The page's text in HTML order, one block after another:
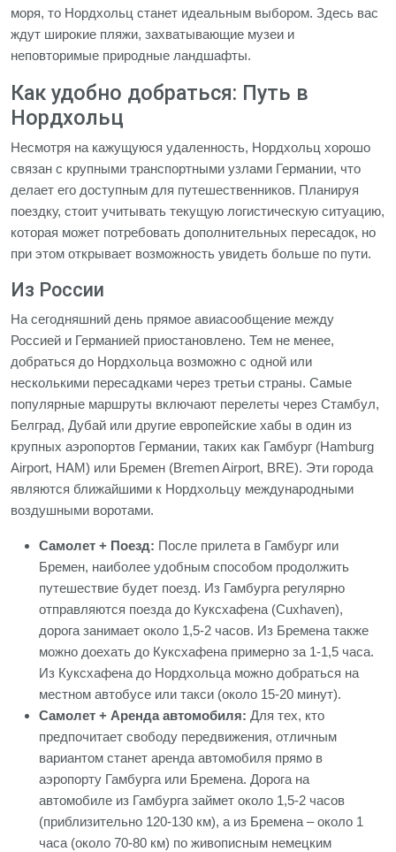
моря, то Нордхольц станет идеальным выбором. Здесь вас
ждут широкие пляжи, захватывающие музеи и
неповторимые природные ландшафты.
Как удобно добраться: Путь в
Нордхольц
Несмотря на кажущуюся удаленность, Нордхольц хорошо
связан с крупными транспортными узлами Германии, что
делает его доступным для путешественников. Планируя
поездку, стоит учитывать текущую логистическую ситуацию,
которая может потребовать дополнительных пересадок, но
при этом открывает возможность увидеть больше по пути.
Из России
На сегодняшний день прямое авиасообщение между
Россией и Германией приостановлено. Тем не менее,
добраться до Нордхольца возможно с одной или
несколькими пересадками через третьи страны. Самые
популярные маршруты включают перелеты через Стамбул,
Белград, Дубай или другие европейские хабы в один из
крупных аэропортов Германии, таких как Гамбург (Hamburg
Airport, HAM) или Бремен (Bremen Airport, BRE). Эти города
являются ближайшими к Нордхольцу международными
воздушными воротами.
Самолет + Поезд: После прилета в Гамбург или
Бремен, наиболее удобным способом продолжить
путешествие будет поезд. Из Гамбурга регулярно
отправляются поезда до Куксхафена (Cuxhaven),
дорога занимает около 1,5-2 часов. Из Бремена также
можно доехать до Куксхафена примерно за 1-1,5 часа.
Из Куксхафена до Нордхольца можно добраться на
местном автобусе или такси (около 15-20 минут).
Самолет + Аренда автомобиля: Для тех, кто
предпочитает свободу передвижения, отличным
вариантом станет аренда автомобиля прямо в
аэропорту Гамбурга или Бремена. Дорога на
автомобиле из Гамбурга займет около 1,5-2 часов
(приблизительно 120-130 км), а из Бремена – около 1
часа (около 70-80 км) по живописным немецким